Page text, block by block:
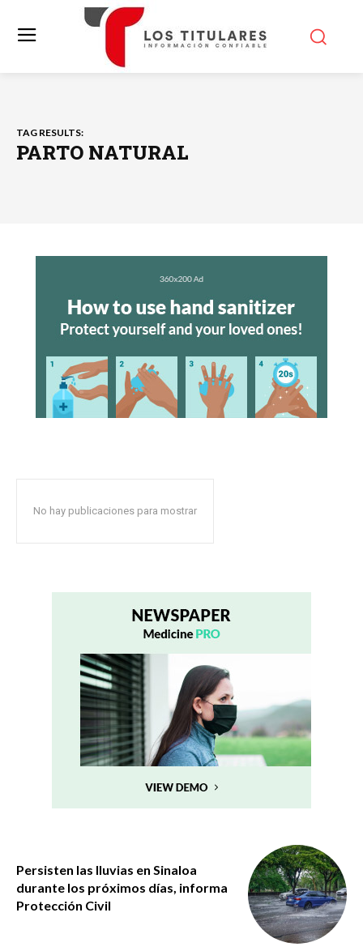
TAG RESULTS:
PARTO NATURAL
No hay publicaciones para mostrar
Persisten las lluvias en Sinaloa
durante los próximos días, informa
Protección Civil